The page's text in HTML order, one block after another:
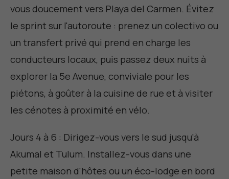
vous doucement vers Playa del Carmen. Évitez
le sprint sur l'autoroute : prenez un colectivo ou
un transfert privé qui prend en charge les
conducteurs locaux, puis passez deux nuits à
explorer la 5e Avenue, conviviale pour les
piétons, à goûter à la cuisine de rue et à visiter
les cénotes à proximité en vélo.
Jours 4 à 6 : Dirigez-vous vers le sud jusqu'à
Akumal et Tulum. Installez-vous dans une
petite maison d'hôtes ou un éco-lodge en bord